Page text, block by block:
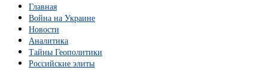
Главная
Война на Украине
Новости
Аналитика
Тайны Геополитики
Российские элиты